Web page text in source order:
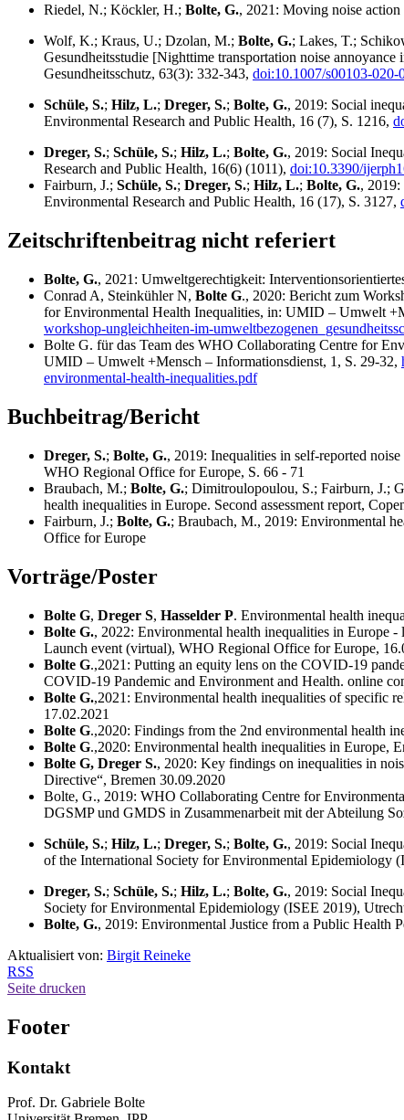
Riedel, N.; Köckler, H.; Bolte, G., 2021: Moving noise
Wolf, K.; Kraus, U.; Dzolan, M.; Bolte, G.; Lakes, T.;
Gesundheitsstudie [Nighttime transportation noise
Gesundheitsschutz, 63(3): 332-343, doi:10.1007/s00103-020-
Schüle, S.; Hilz, L.; Dreger, S.; Bolte, G., 2019: Social
Environmental Research and Public Health, 16 (7), S. 1216,
Dreger, S.; Schüle, S.; Hilz, L.; Bolte, G., 2019: Social
Research and Public Health, 16(6) (1011), doi:10.3390/
Fairburn, J.; Schüle, S.; Dreger, S.; Hilz, L.; Bolte, G.,
Environmental Research and Public Health, 16 (17), S. 3127,
Zeitschriftenbeitrag nicht referiert
Bolte, G., 2021: Umweltgerechtigkeit:
Conrad A, Steinkühler N, Bolte G., 2020: Bericht zum
for Environmental Health Inequalities, in: UMID – Umwelt
workshop-ungleichheiten-im-
Bolte G. für das Team des WHO Collaborating Centre for
UMID – Umwelt +Mensch – Informationsdienst, 1, S. 29-32,
environmental-health-inequalities.pdf
Buchbeitrag/Bericht
Dreger, S.; Bolte, G., 2019: Inequalities in self-reported
WHO Regional Office for Europe, S. 66 - 71
Braubach, M.; Bolte, G.; Dimitroulopoulou, S.; Fairburn, J.;
health inequalities in Europe. Second assessment report,
Fairburn, J.; Bolte, G.; Braubach, M., 2019: Environmental
Office for Europe
Vorträge/Poster
Bolte G, Dreger S, Hasselder P. Environmental health
Bolte G., 2022: Environmental health inequalities in Europe -
Launch event (virtual), WHO Regional Office for Europe,
Bolte G.,2021: Putting an equity lens on the COVID-19
COVID-19 Pandemic and Environment and Health. online
Bolte G.,2021: Environmental health inequalities of specific
17.02.2021
Bolte G.,2020: Findings from the 2nd environmental health
Bolte G.,2020: Environmental health inequalities in Europe,
Bolte G, Dreger S., 2020: Key findings on inequalities in
Directive“, Bremen 30.09.2020
Bolte, G., 2019: WHO Collaborating Centre for
DGSMP und GMDS in Zusammenarbeit mit der Abteilung
Schüle, S.; Hilz, L.; Dreger, S.; Bolte, G., 2019: Social
of the International Society for Environmental Epidemiology
Dreger, S.; Schüle, S.; Hilz, L.; Bolte, G., 2019: Social
Society for Environmental Epidemiology (ISEE 2019),
Bolte, G., 2019: Environmental Justice from a Public Health
Aktualisiert von: Birgit Reineke
RSS
Seite drucken
Footer
Kontakt
Prof. Dr. Gabriele Bolte